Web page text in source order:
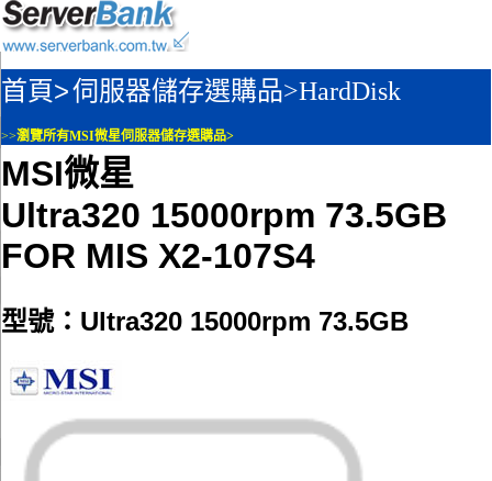
首頁>伺服器儲存選購品>HardDisk
>>瀏覽所有MSI微星伺服器儲存選購品>
MSI微星
Ultra320 15000rpm 73.5GB
FOR MIS X2-107S4
型號：Ultra320 15000rpm 73.5GB